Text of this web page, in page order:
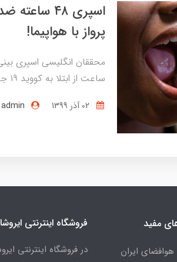
اسپری ۴۸
پرواز با هواپیما!
ساعت از ابتلا به کووید ۱۹ جلوگیری می کند.
مفید
هوافضای ایران
فروشگاه اینترنتی
در فروشگاه اینترنتی